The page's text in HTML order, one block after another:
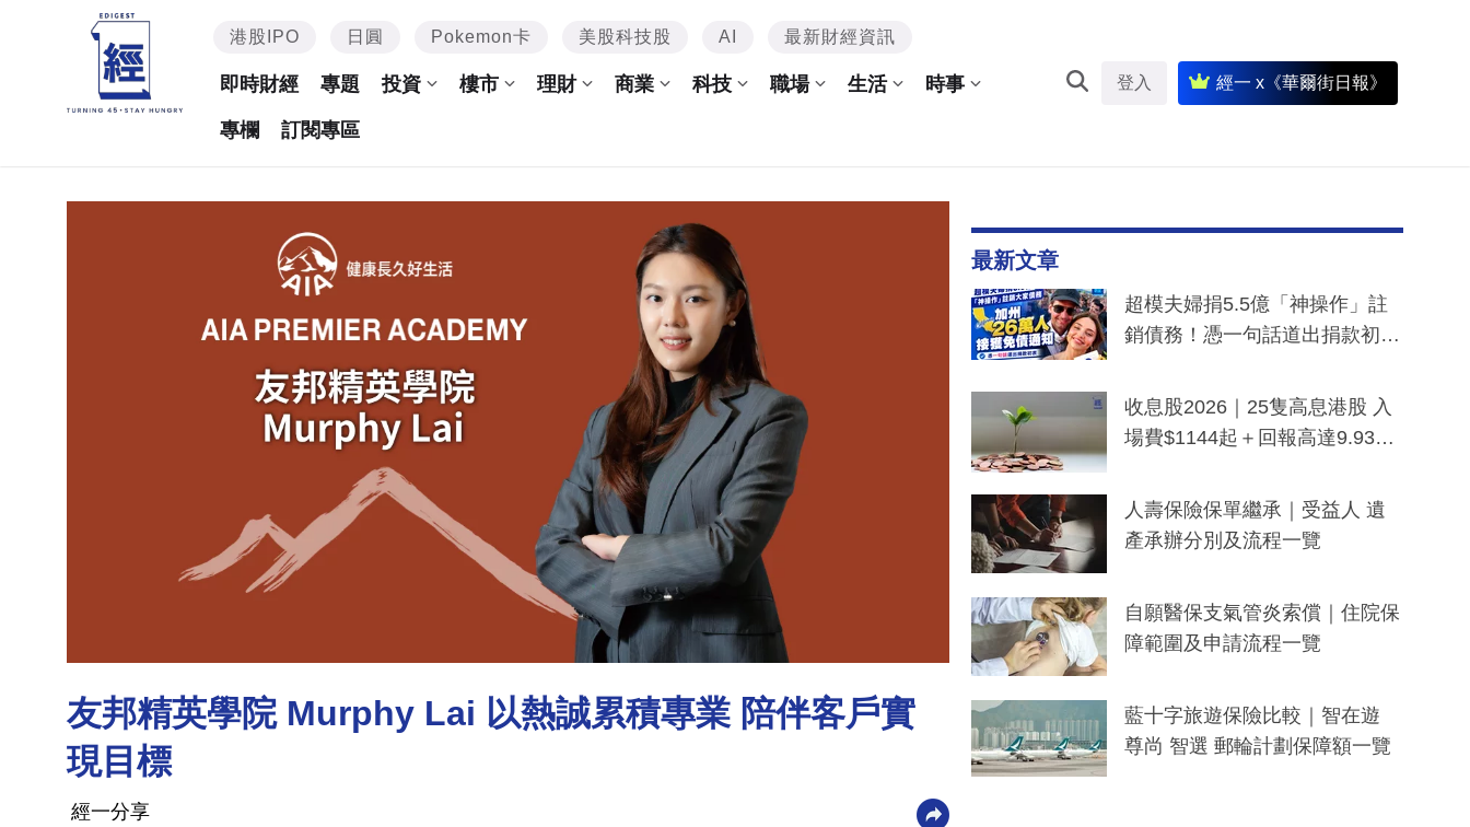
港股IPO 日圓 Pokemon卡 美股科技股 AI 最新財經資訊
即時財經 專題 投資 樓市 理財 商業 科技 職場 生活 時事
專欄 訂閱專區
登入 經一 x《華爾街日報》
友邦精英學院 Murphy Lai 以熱誠累積專業 陪伴客戶實
現目標
經一分享
最新文章
超模夫婦捐5.5億「神操作」註
銷債務！憑一句話道出捐款初
一度被誤當詐騙手段
收息股2026｜25隻高息港股 入
場費$1144起＋回報高達9.93
人壽保險保單繼承｜受益人 遺
產承辦分別及流程一覽
自願醫保支氣管炎索償｜住院保
障範圍及申請流程一覽
藍十字旅遊保險比較｜智在遊
尊尚 智選 郵輪計劃保障額一覽